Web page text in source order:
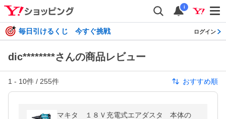
i
毎日引けるくじ 今すぐ挑戦 ログイン
dic********さんの商品レビュー
1 - 10件 / 255件 おすすめ順
マキタ １８Ｖ充電式エアダスタ 本体の